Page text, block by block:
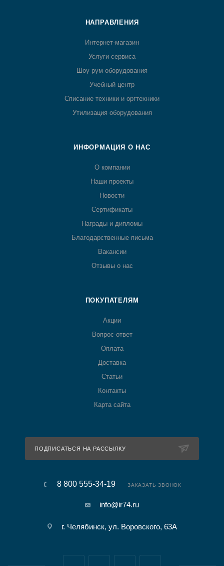
НАПРАВЛЕНИЯ
Интернет-магазин
Услуги сервиса
Шоу рум оборудования
Учебный центр
Списание техники и оргтехники
Утилизация оборудования
ИНФОРМАЦИЯ О НАС
О компании
Наши проекты
Новости
Сертификаты
Награды и дипломы
Благодарственные письма
Вакансии
Отзывы о нас
ПОКУПАТЕЛЯМ
Акции
Вопрос-ответ
Оплата
Доставка
Статьи
Контакты
Карта сайта
ПОДПИСАТЬСЯ НА РАССЫЛКУ
8 800 555-34-19 ЗАКАЗАТЬ ЗВОНОК
info@ir74.ru
г. Челябинск, ул. Воровского, 63А